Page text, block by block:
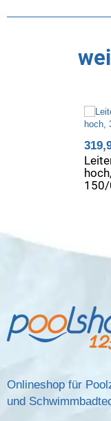
Onlineshop für
und